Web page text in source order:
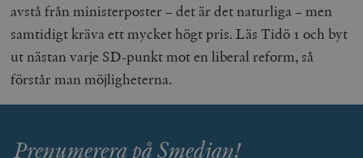
avstå från ministerposter – det är det naturliga – men
samtidigt kräva ett mycket högt pris. Läs Tidö 1 och byt
ut nästan varje SD-punkt mot en liberal reform, så
förstår man möjligheterna.
Prenumerera på Smedjan!